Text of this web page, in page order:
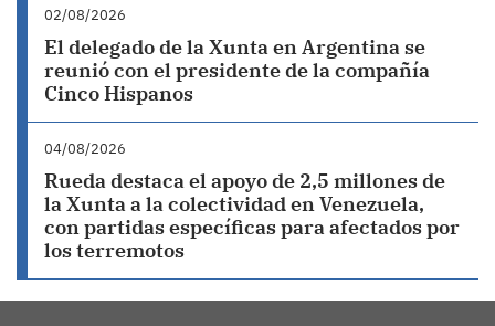
02/08/2026
El delegado de la Xunta en Argentina se
reunió con el presidente de la compañía
Cinco Hispanos
04/08/2026
Rueda destaca el apoyo de 2,5 millones de
la Xunta a la colectividad en Venezuela,
con partidas específicas para afectados por
los terremotos